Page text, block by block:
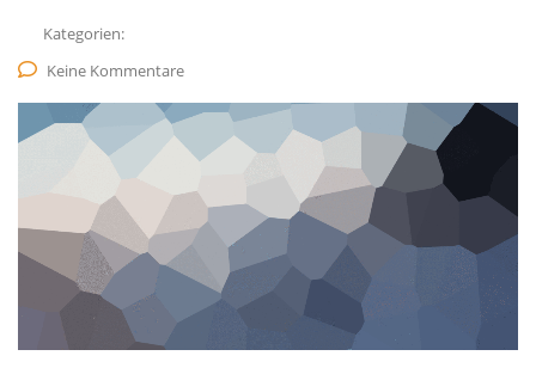
Kategorien:
Keine Kommentare